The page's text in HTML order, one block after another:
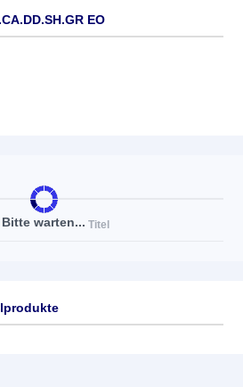
EO
Bitte warten... Titel